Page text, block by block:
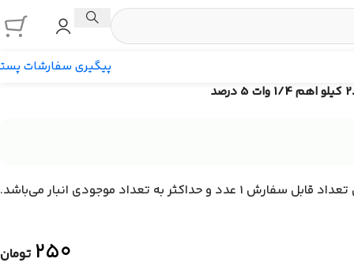
پیگیری سفارشات
تعداد موجودی انبار می‌باشد.
۲۵۰ تومان